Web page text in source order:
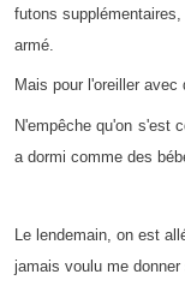
futons
armé.
Mais pour l'oreiller
N'empêche qu'on s'est
a dormi comme des
Le lendemain, on est
jamais voulu me